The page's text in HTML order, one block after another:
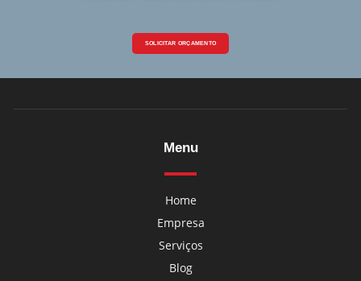
SOLICITAR ORÇAMENTO
Menu
Home
Empresa
Serviços
Blog